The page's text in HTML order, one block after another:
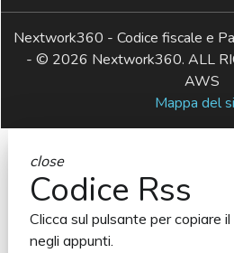
Nextwork360 - Codice fiscale e
- © 2026 Nextwork360. ALL
AWS
Mappa del
close
Codice Rss
Clicca sul pulsante per copiare il
negli appunti.